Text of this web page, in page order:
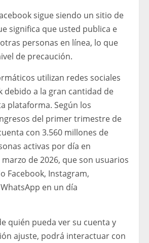
sigue siendo un sitio de
significa que usted publica e
personas en línea, lo que
de precaución.
utilizan redes sociales
debido a la gran cantidad de
plataforma. Según los
del primer trimestre de
con 3.560 millones de
activas por día en
de 2026, que son usuarios
Facebook, Instagram,
en un día
quién pueda ver su cuenta y
ajuste, podrá interactuar con